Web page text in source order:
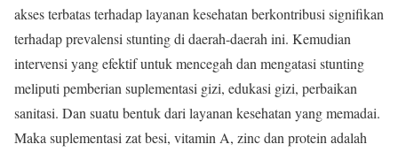
akses terbatas terhadap layanan kesehatan berkontribusi signifikan
terhadap prevalensi stunting di daerah-daerah ini. Kemudian
intervensi yang efektif untuk mencegah dan mengatasi stunting
meliputi pemberian suplementasi gizi, edukasi gizi, perbaikan
sanitasi. Dan suatu bentuk dari layanan kesehatan yang memadai.
Maka suplementasi zat besi, vitamin A, zinc dan protein adalah